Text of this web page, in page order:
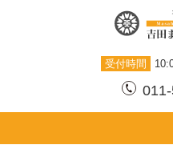
受付時間